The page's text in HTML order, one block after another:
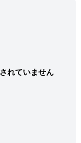
れていません